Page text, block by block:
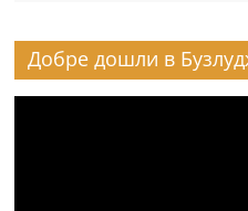
Добре дошли в